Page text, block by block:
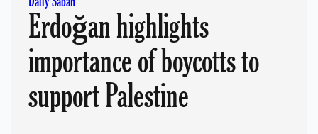
Erdoğan highlights
importance of boycotts to
support Palestine